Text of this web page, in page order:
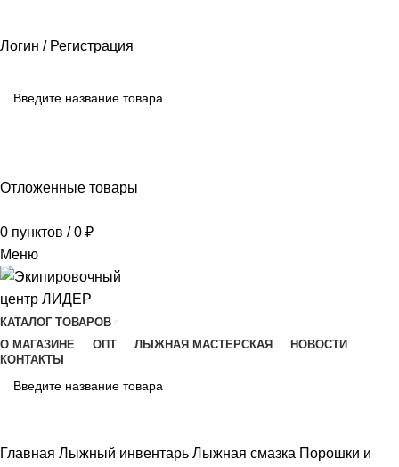
Логин / Регистрация
Отложенные товары
0 пунктов / 0 ₽
Меню
КАТАЛОГ ТОВАРОВ
О МАГАЗИНЕ
ОПТ ЛЫЖНАЯ МАСТЕРСКАЯ
НОВОСТИ
КОНТАКТЫ
Главная Лыжный инвентарь Лыжная смазка Порошки и